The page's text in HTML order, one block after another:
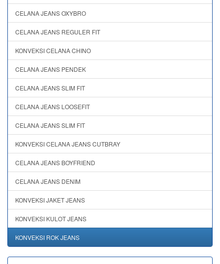
CELANA JEANS OXYBRO
CELANA JEANS REGULER FIT
KONVEKSI CELANA CHINO
CELANA JEANS PENDEK
CELANA JEANS SLIM FIT
CELANA JEANS LOOSEFIT
CELANA JEANS SLIM FIT
KONVEKSI CELANA JEANS CUTBRAY
CELANA JEANS BOYFRIEND
CELANA JEANS DENIM
KONVEKSI JAKET JEANS
KONVEKSI KULOT JEANS
KONVEKSI ROK JEANS